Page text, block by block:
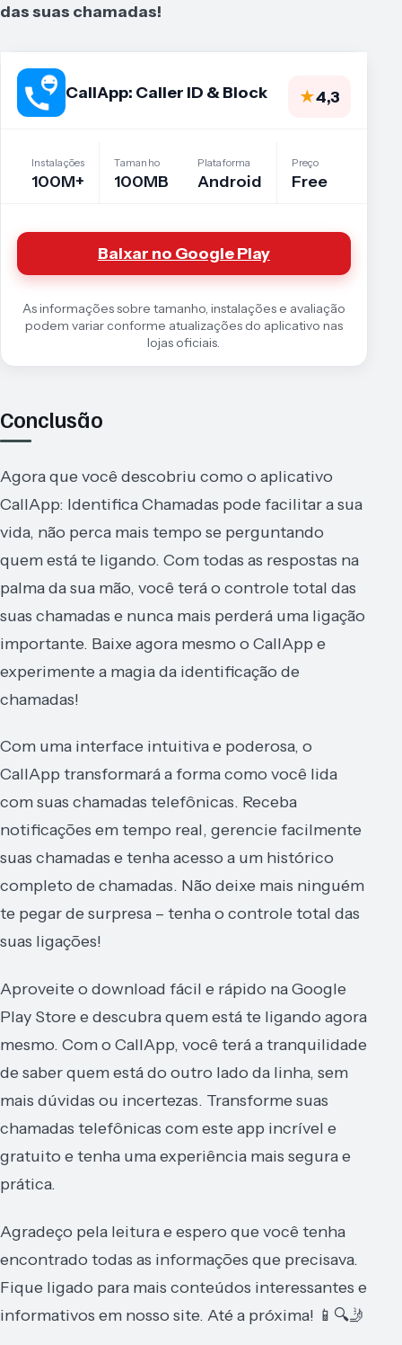
das suas chamadas!
CallApp: Caller ID & Block ★4,3
Instalações
100M+
Tamanho
100MB
Plataforma
Android
Preço
Free
Baixar no Google Play
As informações sobre tamanho, instalações e avaliação
podem variar conforme atualizações do aplicativo nas
lojas oficiais.
Conclusão
Agora que você descobriu como o aplicativo
CallApp: Identifica Chamadas pode facilitar a sua
vida, não perca mais tempo se perguntando
quem está te ligando. Com todas as respostas na
palma da sua mão, você terá o controle total das
suas chamadas e nunca mais perderá uma ligação
importante. Baixe agora mesmo o CallApp e
experimente a magia da identificação de
chamadas!
Com uma interface intuitiva e poderosa, o
CallApp transformará a forma como você lida
com suas chamadas telefônicas. Receba
notificações em tempo real, gerencie facilmente
suas chamadas e tenha acesso a um histórico
completo de chamadas. Não deixe mais ninguém
te pegar de surpresa – tenha o controle total das
suas ligações!
Aproveite o download fácil e rápido na Google
Play Store e descubra quem está te ligando agora
mesmo. Com o CallApp, você terá a tranquilidade
de saber quem está do outro lado da linha, sem
mais dúvidas ou incertezas. Transforme suas
chamadas telefônicas com este app incrível e
gratuito e tenha uma experiência mais segura e
prática.
Agradeço pela leitura e espero que você tenha
encontrado todas as informações que precisava.
Fique ligado para mais conteúdos interessantes e
informativos em nosso site. Até a próxima! 📱🔍🤳